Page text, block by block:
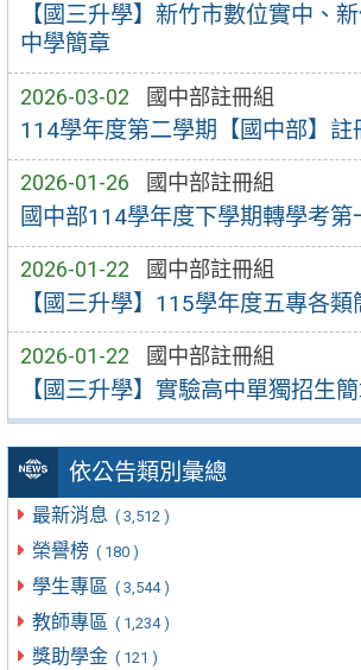
【國三升學】新竹市數位實中、
中學簡章
2026-03-02 國中部註冊組
114學年度第二學期【國中部】註
2026-01-26 國中部註冊組
國中部114學年度下學期轉學考第
2026-01-22 國中部註冊組
【國三升學】115學年度五專各類
2026-01-22 國中部註冊組
【國三升學】實驗高中單獨招生
依公告類別彙總
最新消息 ( 3,512 )
榮譽榜 ( 180 )
學生專區 ( 3,544 )
教師專區 ( 1,234 )
獎助學金 ( 121 )